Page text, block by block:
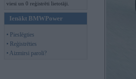
viesi un 0 reģistrēti lietotāji.
Ienākt BMWPower
• Pieslēgties
• Reģistrēties
• Aizmirsi paroli?